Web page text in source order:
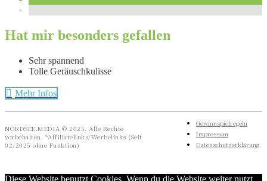
Hat mir besonders gefallen
Sehr spannend
Tolle Geräuschkulisse
Mehr Infos
NORDSEE.MEDIA © 2025. Alle Rechte
vorbehalten. *Affiliatelinks/Werbelinks (Seit
02/2025 ohne Funktion)
Gewinnspielregeln
Impressum
Datenschutzerklärung
Diese Website benutzt Cookies. Wenn du die Website weiter nutzt,